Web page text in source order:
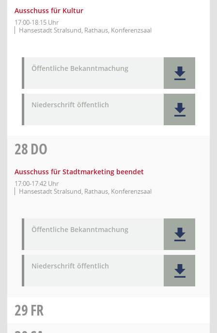
Ausschuss für Kultur
17:00-18:15 Uhr
Hansestadt Stralsund, Rathaus, Konferenzsaal
Öffentliche Bekanntmachung
Niederschrift öffentlich
28DO
Ausschuss für Stadtmarketing beendet
17:00-17:42 Uhr
Hansestadt Stralsund, Rathaus, Konferenzsaal
Öffentliche Bekanntmachung
Niederschrift öffentlich
29FR